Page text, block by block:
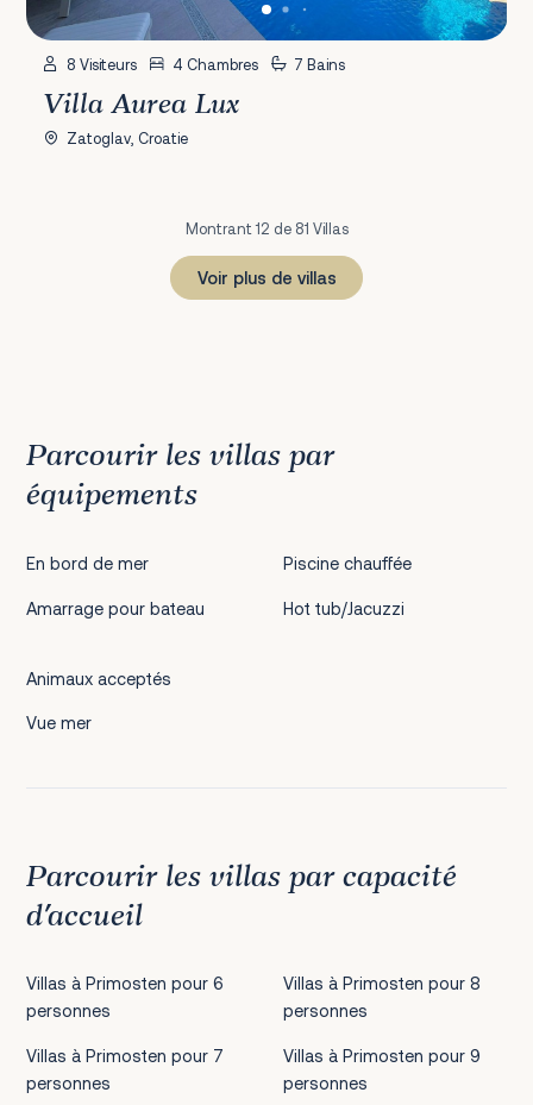
8 Visiteurs 4 Chambres 7 Bains
Villa Aurea Lux
Zatoglav, Croatie
Montrant 12 de 81 Villas
Voir plus de villas
Parcourir les villas par
équipements
En bord de mer
Amarrage pour bateau
Piscine chauffée
Hot tub/Jacuzzi
Animaux acceptés
Vue mer
Parcourir les villas par capacité
d’accueil
Villas à Primosten pour 6
personnes
Villas à Primosten pour 7
personnes
Villas à Primosten pour 8
personnes
Villas à Primosten pour 9
personnes